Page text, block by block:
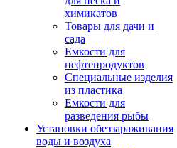
химикатов
Товары для дачи и
сада
Емкости для
нефтепродуктов
Специальные изделия
из пластика
Емкости для
разведения рыбы
Установки обеззараживания
воды и воздуха